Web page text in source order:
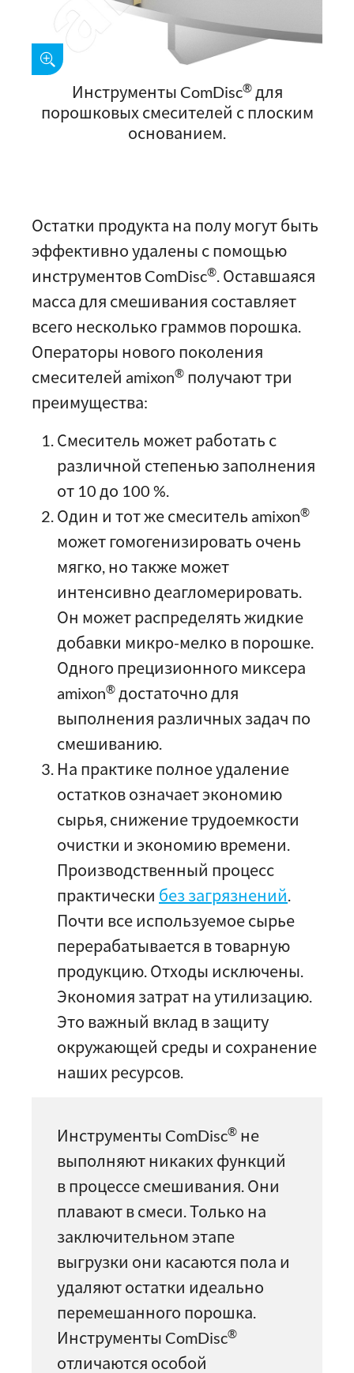
Инструменты ComDisc®для
порошковых смесителей с плоским
основанием.
Остатки продукта на полу могут быть
эффективно удалены с помощью
инструментов ComDisc®. Оставшаяся
масса для смешивания составляет
всего несколько граммов порошка.
Операторы нового поколения
смесителей amixon® получают три
преимущества:
Смеситель может работать с
различной степенью заполнения
от 10 до 100 %.
Один и тот же смеситель amixon®
может гомогенизировать очень
мягко, но также может
интенсивно деагломерировать.
Он может распределять жидкие
добавки микро-мелко в порошке.
Одного прецизионного миксера
amixon® достаточно для
выполнения различных задач по
смешиванию.
На практике полное удаление
остатков означает экономию
сырья, снижение трудоемкости
очистки и экономию времени.
Производственный процесс
практически без загрязнений.
Почти все используемое сырье
перерабатывается в товарную
продукцию. Отходы исключены.
Экономия затрат на утилизацию.
Это важный вклад в защиту
окружающей среды и сохранение
наших ресурсов.
Инструменты ComDisc® не
выполняют никаких функций
в процессе смешивания. Они
плавают в смеси. Только на
заключительном этапе
выгрузки они касаются пола и
удаляют остатки идеально
перемешанного порошка.
Инструменты ComDisc®
отличаются особой